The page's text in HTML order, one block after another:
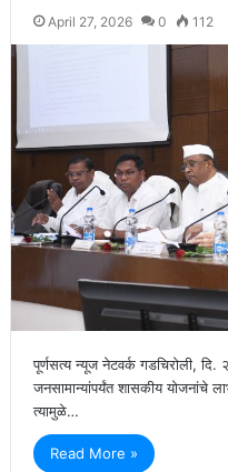
April 27, 2026 0 112
पूर्णसत्य न्यूज नेटवर्क गडचिरोली, दि.
जनसामान्यांपर्यंत शासकीय
त्यामुळे…
Read More »